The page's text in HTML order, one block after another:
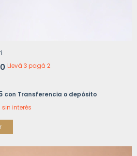
Llevá 3 pagá 2
con Transferencia o depósito
sin interés